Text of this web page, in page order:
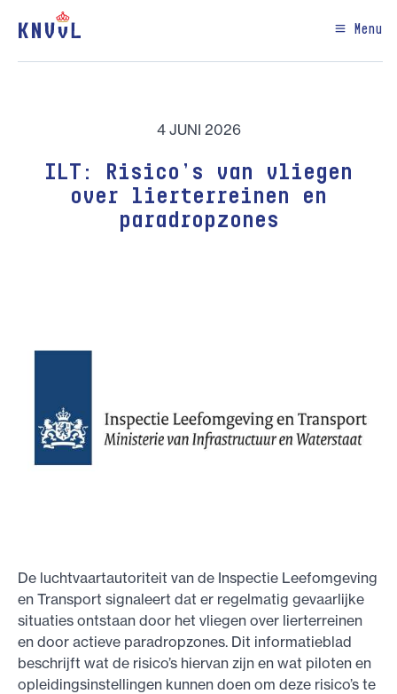
Menu
4 JUNI 2026
ILT: Risico’s van vliegen
over lierterreinen en
paradropzones
De luchtvaartautoriteit van de Inspectie Leefomgeving
en Transport signaleert dat er regelmatig gevaarlijke
situaties ontstaan door het vliegen over lierterreinen
en door actieve paradropzones. Dit informatieblad
beschrijft wat de risico’s hiervan zijn en wat piloten en
opleidingsinstellingen kunnen doen om deze risico’s te